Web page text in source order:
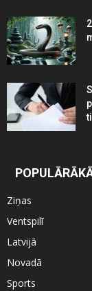
Ziņas
Ventspilī
Latvijā
Novadā
Sports